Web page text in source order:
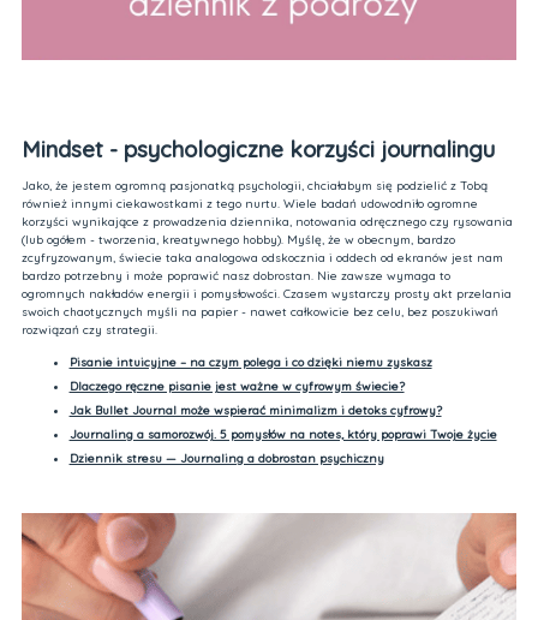
Mindset - psychologiczne korzyści journalingu
Jako, że jestem ogromną pasjonatką psychologii, chciałabym się podzielić z Tobą
również innymi ciekawostkami z tego nurtu. Wiele badań udowodniło ogromne
korzyści wynikające z prowadzenia dziennika, notowania odręcznego czy rysowania
(lub ogółem - tworzenia, kreatywnego hobby). Myślę, że w obecnym, bardzo
zcyfryzowanym, świecie taka analogowa odskocznia i oddech od ekranów jest nam
bardzo potrzebny i może poprawić nasz dobrostan. Nie zawsze wymaga to
ogromnych nakładów energii i pomysłowości. Czasem wystarczy prosty akt przelania
swoich chaotycznych myśli na papier - nawet całkowicie bez celu, bez poszukiwań
rozwiązań czy strategii.
Pisanie intuicyjne – na czym polega i co dzięki niemu zyskasz
Dlaczego ręczne pisanie jest ważne w cyfrowym świecie?
Jak Bullet Journal może wspierać minimalizm i detoks cyfrowy?
Journaling a samorozwój. 5 pomysłów na notes, który poprawi Twoje życie
Dziennik stresu — Journaling a dobrostan psychiczny